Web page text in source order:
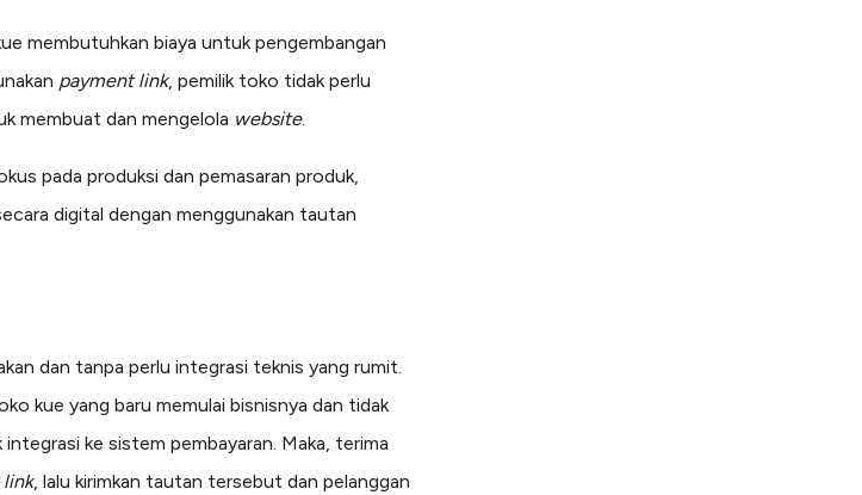
membutuhkan biaya untuk pengembangan
payment link, pemilik toko tidak perlu
membuat dan mengelola website.
pada produksi dan pemasaran produk,
digital dengan menggunakan tautan
dan tanpa perlu integrasi teknis yang rumit.
kue yang baru memulai bisnisnya dan tidak
ke sistem pembayaran. Maka, terima
link, lalu kirimkan tautan tersebut dan pelanggan